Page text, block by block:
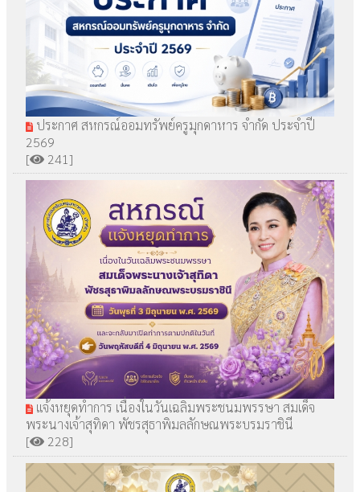
ประกาศ สหกรณ์ออมทรัพย์ครูมุกดาหาร จำกัด ประจำปี
2569
[
241]
แจ้งหยุดทำการ เนื่องในวันเฉลิมพระชนมพรรษา สมเด็จ
พระนางเจ้าสุทิดา พัชรสุธาพิมลลักษณพระบรมราชินี
[
228]